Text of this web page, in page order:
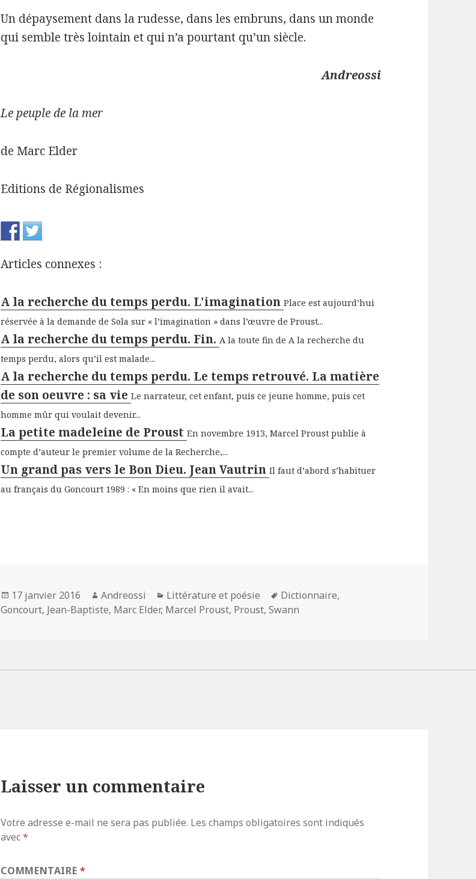
Un dépaysement dans la rudesse, dans les embruns, dans un monde
qui semble très lointain et qui n’a pourtant qu’un siècle.
Andreossi
Le peuple de la mer
de Marc Elder
Editions de Régionalismes
Articles connexes :
A la recherche du temps perdu. L'imaginationPlace est aujourd’hui
réservée à la demande de Sola sur « l’imagination » dans l’œuvre de Proust...
A la recherche du temps perdu. Fin.A la toute fin de A la recherche du
temps perdu, alors qu’il est malade...
A la recherche du temps perdu. Le temps retrouvé. La matière
de son oeuvre : sa vieLe narrateur, cet enfant, puis ce jeune homme, puis cet
homme mûr qui voulait devenir...
La petite madeleine de ProustEn novembre 1913, Marcel Proust publie à
compte d’auteur le premier volume de la Recherche,...
Un grand pas vers le Bon Dieu. Jean VautrinIl faut d’abord s’habituer
au français du Goncourt 1989 : « En moins que rien il avait...
Publié
le
17 janvier 2016 Auteur
Andreossi Catégories
Littérature et poésie
Mots-
clés
Dictionnaire,
Goncourt, Jean-Baptiste, Marc Elder, Marcel Proust, Proust,Swann
Laisser un commentaire
Votre adresse e-mail ne sera pas publiée. Les champs obligatoires sont indiqués
avec*
COMMENTAIRE*